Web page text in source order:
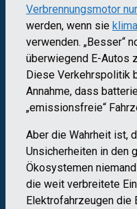
Verbrennungsmotor
werden, wenn sie
verwenden. „Besser“
überwiegend E-Autos
Diese Verkehrspolitik
Annahme, dass
„emissionsfreie“
Aber die Wahrheit ist,
Unsicherheiten in den
Ökosystemen
die weit verbreitete
Elektrofahrzeugen die